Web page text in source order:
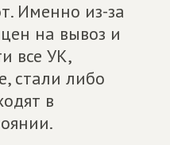
Именно из-за
на вывоз и
все УК,
стали либо
в